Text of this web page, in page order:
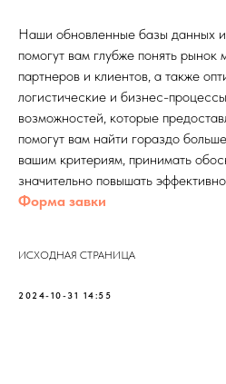
Наши обновленные базы данных и
помогут вам глубже понять рынок
партнеров и клиентов, а также
логистические и бизнес-
возможностей, которые
помогут вам найти гораздо
вашим критериям, принимать
значительно повышать
Форма завки
ИСХОДНАЯ СТРАНИЦА
2024-10-31 14:55